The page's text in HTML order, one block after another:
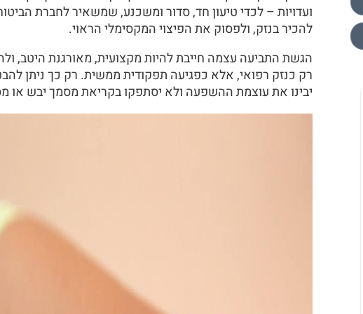
ועדויות – לכדי טיעון חד, סדור ומשכנע, שמשאיר לחברת
להכיר בנזק, ולפסוק את הפיצוי המקסימלי הראוי.
הגשת התביעה עצמה חייבת להיות מקצועית, מאורגנת היטב,
רק כנזק רפואי, אלא כפגיעה תפקודית ממשית. רק כך ניתן
יבינו את עוצמת ההשפעה ולא יסתפקו בקריאת מסמך יבש או